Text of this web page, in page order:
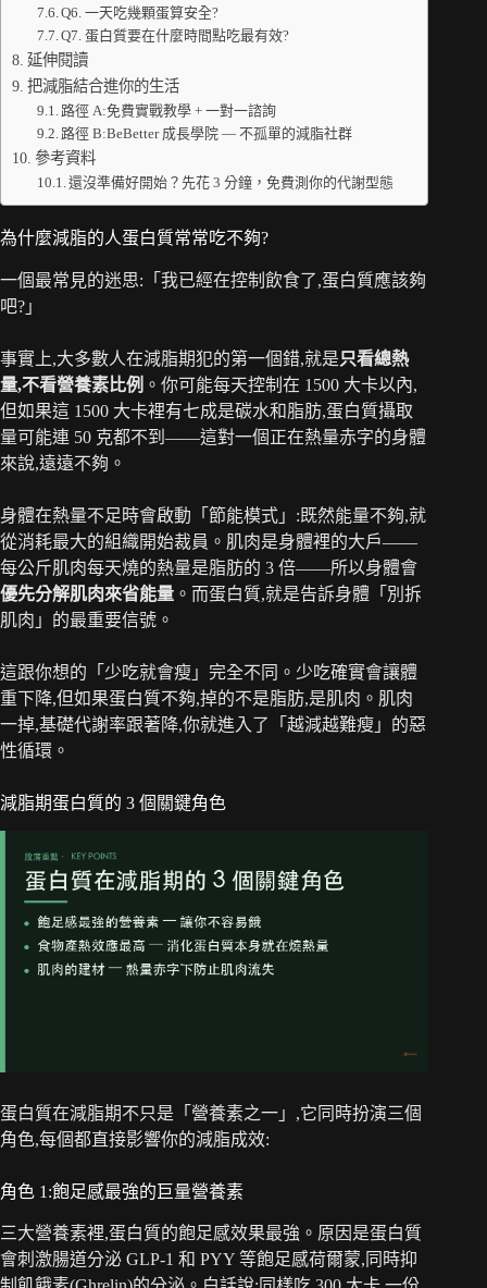
Q6. 一天吃幾顆蛋算安全?
Q7. 蛋白質要在什麼時間點吃最有效?
延伸閱讀
把減脂結合進你的生活
路徑 A:免費實戰教學 + 一對一諮詢
路徑 B:BeBetter 成長學院 — 不孤單的減脂社群
參考資料
還沒準備好開始？先花 3 分鐘，免費測你的代謝型態
為什麼減脂的人蛋白質常常吃不夠?
一個最常見的迷思:「我已經在控制飲食了,蛋白質應該夠
吧?」
事實上,大多數人在減脂期犯的第一個錯,就是只看總熱
量,不看營養素比例 。你可能每天控制在 1500 大卡以內,
但如果這 1500 大卡裡有七成是碳水和脂肪,蛋白質攝取
量可能連 50 克都不到——這對一個正在熱量赤字的身體
來說,遠遠不夠。
身體在熱量不足時會啟動「節能模式」:既然能量不夠,就
從消耗最大的組織開始裁員。肌肉是身體裡的大戶——
每公斤肌肉每天燒的熱量是脂肪的 3 倍——所以身體會
優先分解肌肉來省能量 。而蛋白質,就是告訴身體「別拆
肌肉」的最重要信號。
這跟你想的「少吃就會瘦」完全不同。少吃確實會讓體
重下降,但如果蛋白質不夠,掉的不是脂肪,是肌肉。肌肉
一掉,基礎代謝率跟著降,你就進入了「越減越難瘦」的惡
性循環。
減脂期蛋白質的 3 個關鍵角色
蛋白質在減脂期不只是「營養素之一」,它同時扮演三個
角色,每個都直接影響你的減脂成效:
角色 1:飽足感最強的巨量營養素
三大營養素裡,蛋白質的飽足感效果最強。原因是蛋白質
會刺激腸道分泌 GLP-1 和 PYY 等飽足感荷爾蒙,同時抑